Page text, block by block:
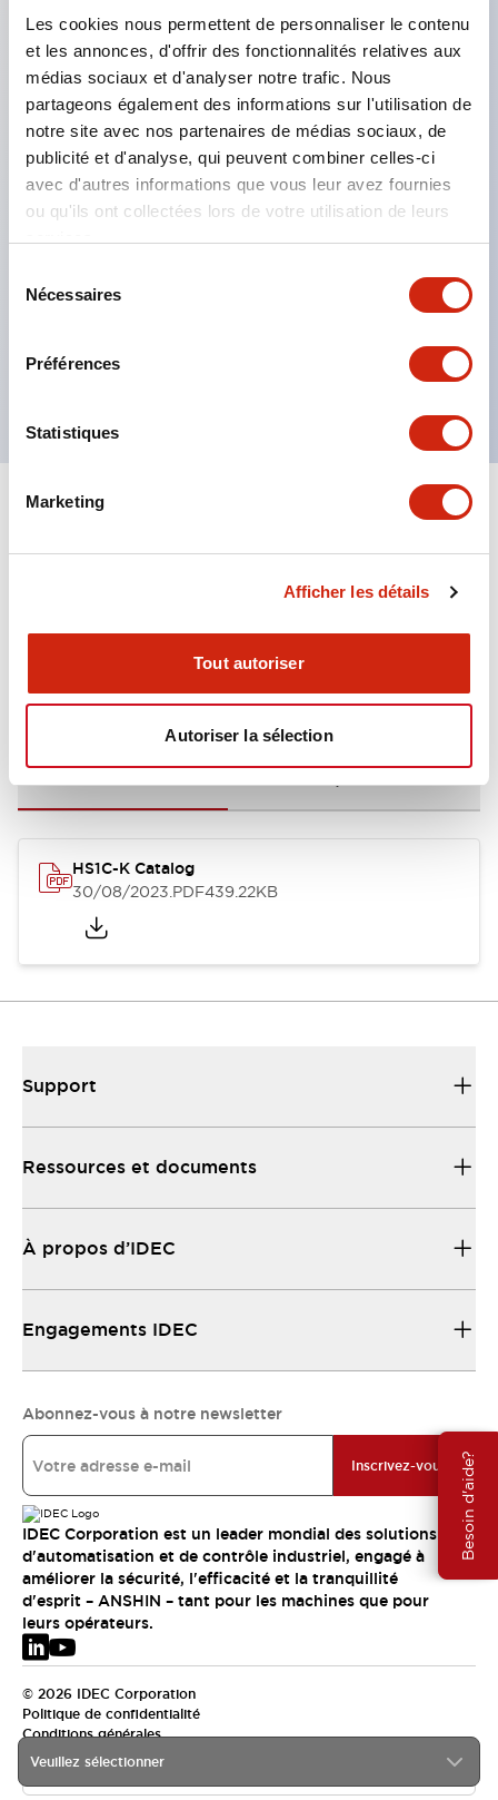
Les cookies nous permettent de personnaliser le contenu
et les annonces, d'offrir des fonctionnalités relatives aux
médias sociaux et d'analyser notre trafic. Nous
partageons également des informations sur l'utilisation de
notre site avec nos partenaires de médias sociaux, de
publicité et d'analyse, qui peuvent combiner celles-ci
avec d'autres informations que vous leur avez fournies
ou qu'ils ont collectées lors de votre utilisation de leurs
Nécessaires
Préférences
Statistiques
Marketing
Afficher les détails
Tout autoriser
Autoriser la sélection
Besoin d'aide?
Le retrait de la clé déverrouille la porte tout en
maintenant l'état de coupure des circuits de
charge et de commande.
Idéal comme clé portable pour les zones
dangereuses.
Sélection possible du numéro de clé (10 types),
permettant d'éviter la compatibilité entre
équipements proches.
L'insertion de l'actionneur est possible dans deux
Le corps est en aluminium moulé sous pression
Spécifications Tout développer+
Documents et fichiers
HS1C-K Catalog
30/08/2023.PDF439.22KB
Veuillez sélectionner
Support
Ressources et documents
À propos d’IDEC
Engagements IDEC
Abonnez-vous à notre newsletter
Inscrivez-vous
IDEC Corporation est un leader mondial des solutions
d'automatisation et de contrôle industriel, engagé à
améliorer la sécurité, l'efficacité et la tranquillité
d'esprit – ANSHIN – tant pour les machines que pour
leurs opérateurs.
© 2026 IDEC Corporation
Politique de confidentialité
Conditions générales
EMEA